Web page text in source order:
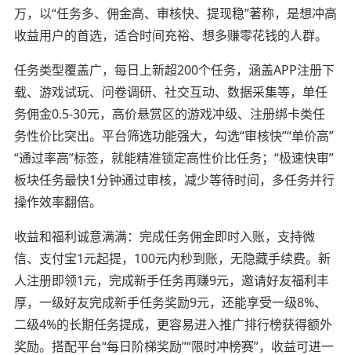
万，以“任务多、佣金高、审核快、提现稳”著称，是想冲高
收益用户的首选，适合时间充裕、想多赚零花钱的人群。
任务类型覆盖广，每日上新超200个任务，涵盖APP注册下
载、游戏试玩、问卷调研、社交互动、数据采集等，单任
务佣金0.5-30元，高价悬赏区的游戏冲级、注册绑卡类任
务性价比突出。平台筛选功能强大，勾选“审核快”“单价高”
“通过率高”标签，就能精准锁定高性价比任务；“极速快审”
板块任务最快1分钟通过审核，减少等待时间，多任务并行
操作效率翻倍。
收益和福利诚意满满：完成任务佣金即时入账，支持微
信、支付宝1元起提，100元内秒到账，无隐藏手续费。新
人注册即领1元，完成新手任务再赚9元，邀请好友福利丰
厚，一级好友完成新手任务奖励9元，还能享受一级8%、
二级4%的长期任务提成，更容易进入推广排行榜获得额外
奖励。搭配平台“每日阶梯奖励”“限时冲榜赛”，收益可进一